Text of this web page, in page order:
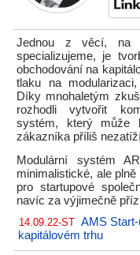
Jednou z věcí, na
specializujeme, je
obchodování na
tlaku na
Díky mnohaletým
rozhodli vytvořit
systém, který může
zákazníka příliš
Modulární systém
minimalistické, ale
pro startupové
navíc za výjimečně
14.09.22-ST AMS
kapitálovém trhu